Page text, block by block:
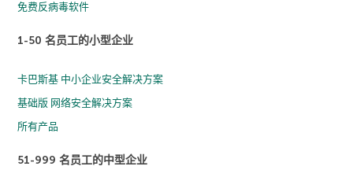
免费反病毒软件
1-50 名员工的小型企业
卡巴斯基 中小企业安全解决方案
基础版 网络安全解决方案
所有产品
51-999 名员工的中型企业